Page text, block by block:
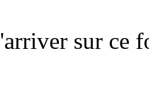
sur ce